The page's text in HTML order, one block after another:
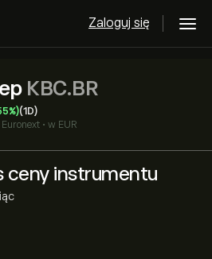
Zaloguj się
KBC.BR
(1D)
Euronext • w EUR
ceny instrumentu